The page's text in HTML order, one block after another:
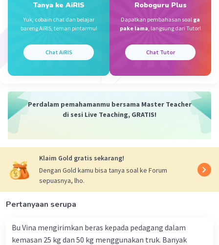
Tanya ke AiRIS
Yuk, cobain chat dan belajar
bareng AiRIS, teman pintarmu!
Chat AiRIS
Roboguru Plus
Dapatkan pembahasan soal ga
pake lama, langsung dari Tutor!
Chat Tutor
Perdalam pemahamanmu bersama Master Teacher
di sesi Live Teaching, GRATIS!
Klaim Gold gratis sekarang!
Dengan Gold kamu bisa tanya soal ke Forum
sepuasnya, lho.
Pertanyaan serupa
Bu Vina mengirimkan beras kepada pedagang dalam
kemasan 25 kg dan 50 kg menggunakan truk. Banyak